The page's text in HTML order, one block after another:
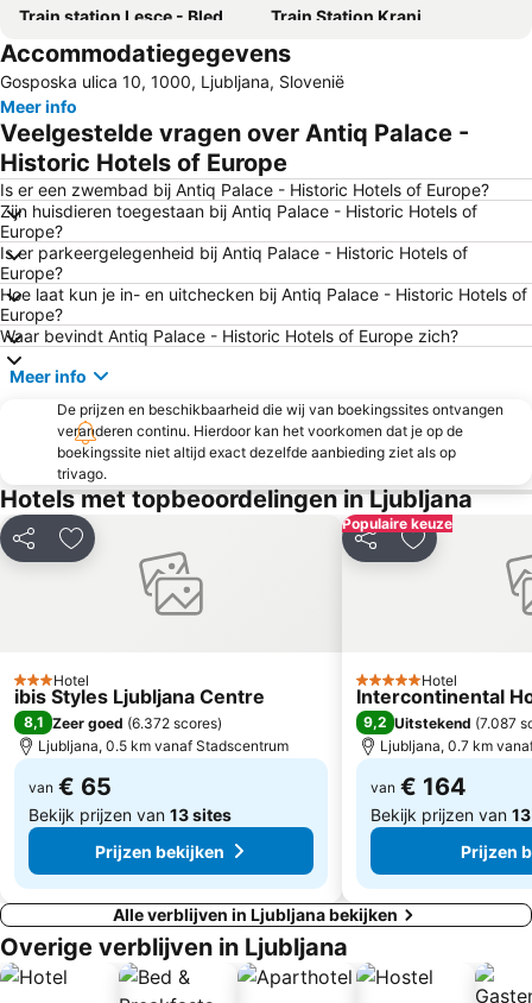
Train station Lesce - Bled
Train Station Kranj
Ljubljana walking tour and tourist train ride
Bus station Ljubljana
Velika planina
Šobec
Bled Castle
Ljubljana Castle
Predjama Castle
Pustolovski park Bled
Trubarjeva Cesta
Vic
Krvavec
Park
Ribno
Train station Bled Jezero
Brdo
Župnija Begunje na Gorenjskem
Stari trg
Prešernov trg
The House of Children and Arts
Bezigrad
Posavje
Zelenica
Kongresni trg - Zvezda
Rudnik
Centre Stožice
Lesce-Bled Airport
Bus station Bled
Accommodatiegegevens
Gosposka ulica 10, 1000, Ljubljana, Slovenië
Meer info
Veelgestelde vragen over Antiq Palace -
Historic Hotels of Europe
Is er een zwembad bij Antiq Palace - Historic Hotels of Europe?
Zijn huisdieren toegestaan bij Antiq Palace - Historic Hotels of
Europe?
Is er parkeergelegenheid bij Antiq Palace - Historic Hotels of
Europe?
Hoe laat kun je in- en uitchecken bij Antiq Palace - Historic Hotels of
Europe?
Waar bevindt Antiq Palace - Historic Hotels of Europe zich?
Meer info
De prijzen en beschikbaarheid die wij van boekingssites ontvangen
veranderen continu. Hierdoor kan het voorkomen dat je op de
boekingssite niet altijd exact dezelfde aanbieding ziet als op
trivago.
Hotels met topbeoordelingen in Ljubljana
Delen Toevoegen aan favorieten
3 Sterren
Hotel
ibis Styles Ljubljana Centre
8,1 Zeer goed (6.372 scores)
Ljubljana, 0.5 km vanaf Stadscentrum
van € 65
Bekijk prijzen van 13 sites
Prijzen bekijken
Populaire keuze
Delen Toevoegen
5 SterrenHotel
Intercontinental
9,2 Uitstekend (7.087
Ljubljana, 0.7 km
van € 164
Bekijk prijzen van
Prijzen
Alle verblijven in Ljubljana bekijken
Overige verblijven in Ljubljana